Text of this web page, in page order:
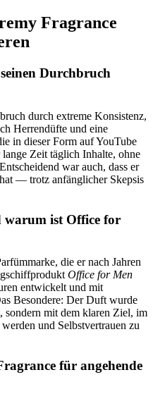
Fragrance
Durchbruch
durch extreme Konsistenz,
Herrendüfte und eine
in dieser Form auf YouTube
Zeit täglich Inhalte, ohne
war auch, dass er
— trotz anfänglicher Skepsis
warum ist Office for
die er nach Jahren
Office for Men
entwickelt und mit
Besondere: Der Duft wurde
mit dem klaren Ziel, im
und Selbstvertrauen zu
für angehende